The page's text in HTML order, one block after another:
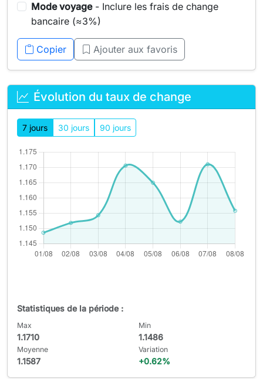
Mode voyage- Inclure les frais de change
bancaire (≈3%)
Copier Ajouter aux favoris
Évolution du taux de change
7 jours 30 jours 90 jours
Statistiques de la période :
Max
1.1710
Min
1.1486
Moyenne
1.1587
Variation
+0.62%